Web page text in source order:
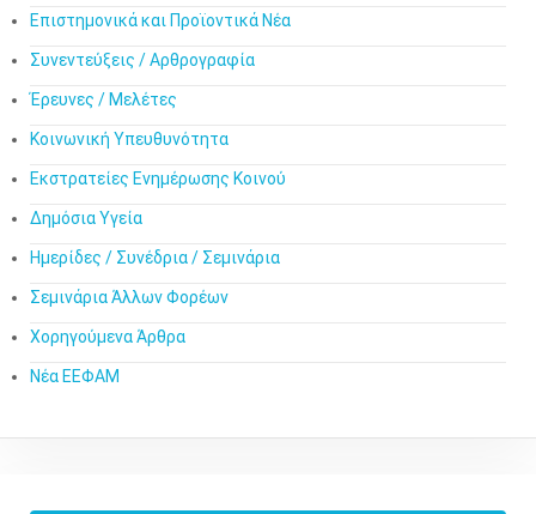
Επιστημονικά και Προϊοντικά Νέα
Συνεντεύξεις / Αρθρογραφία
Έρευνες / Μελέτες
Κοινωνική Υπευθυνότητα
Εκστρατείες Ενημέρωσης Κοινού
Δημόσια Υγεία
Ημερίδες / Συνέδρια / Σεμινάρια
Σεμινάρια Άλλων Φορέων
Χορηγούμενα Άρθρα
Νέα ΕΕΦΑΜ